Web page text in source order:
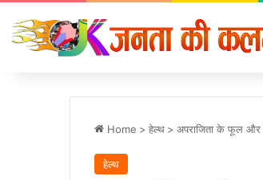
Home > हेल्‍थ > अपराजिता के फूल और
हेल्‍थ